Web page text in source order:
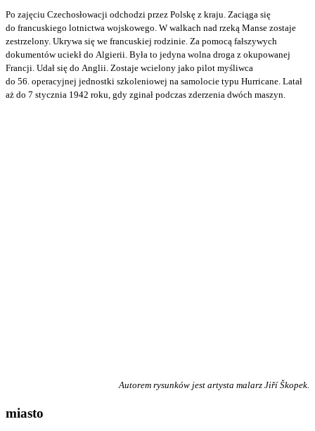
Po zajęciu Czechosłowacji odchodzi przez Polskę z kraju. Zaciąga się
do francuskiego lotnictwa wojskowego. W walkach nad rzeką Manse zostaje
zestrzelony. Ukrywa się we francuskiej rodzinie. Za pomocą fałszywych
dokumentów uciekł do Algierii. Była to jedyna wolna droga z okupowanej
Francji. Udał się do Anglii. Zostaje wcielony jako pilot myśliwca
do 56. operacyjnej jednostki szkoleniowej na samolocie typu Hurricane. Latał
aż do 7 stycznia 1942 roku, gdy zginał podczas zderzenia dwóch maszyn.
Autorem rysunków jest artysta malarz Jiří Škopek.
miasto